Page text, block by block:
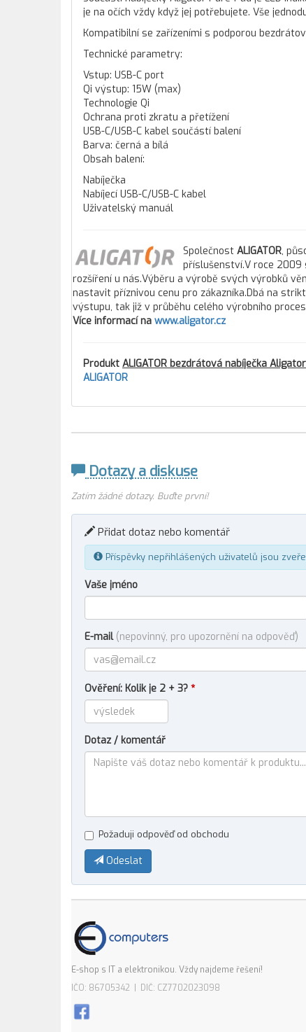
je na očích vždy když jej potřebujete. Vše
Kompatibilní se zařízeními s podporou
Technické parametry:
Vstup: USB-C port
Qi výstup: 15W (max)
Technologie Qi
Ochrana proti zkratu a přetížení
USB-C/USB-C kabel součástí balení
Barva: černá a bílá
Obsah balení:
Nabíječka
Nabíjecí USB-C/USB-C kabel
Uživatelský manuál
Společnost ALIGATOR,
příslušenství.V roce 2009
rozšíření u nás.Výběru a výrobě svých výrobků
nastavit příznivou cenu pro zákazníka.Dbá na
výstupu, tak již v průběhu celého výrobního
Více informací na www.aligator.cz
Produkt ALIGATOR bezdrátová nabíječka
ALIGATOR
Dotazy a diskuse
Zatím žádné dotazy. Buďte první!
Přidat dotaz nebo komentář
Příspěvky nepřihlášených uživatelů jsou
Vaše jméno
E-mail (nepovinný, pro upozornění na odpověď)
Ověření: Kolik je 2 + 3? *
Dotaz / komentář
Požaduji odpověď od obchodu
Odeslat
E-shop s IT a elektronikou. Vždy najdeme řešení!
IČO: 86705342 | DIČ: CZ7702023098